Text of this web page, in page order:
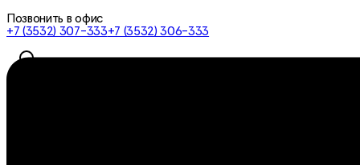
Позвонить в офис
+7 (3532) 307-333+7 (3532) 306-333